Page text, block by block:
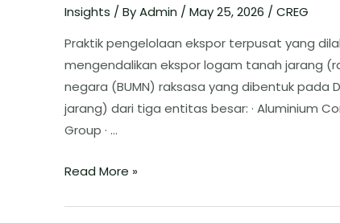
Insights / ByAdmin /May 25, 2026 /CREG
Praktik pengelolaan ekspor terpusat yang
mengendalikan ekspor logam tanah jarang
negara (BUMN) raksasa yang dibentuk
jarang) dari tiga entitas besar: · Aluminium
Group · …
Read More »